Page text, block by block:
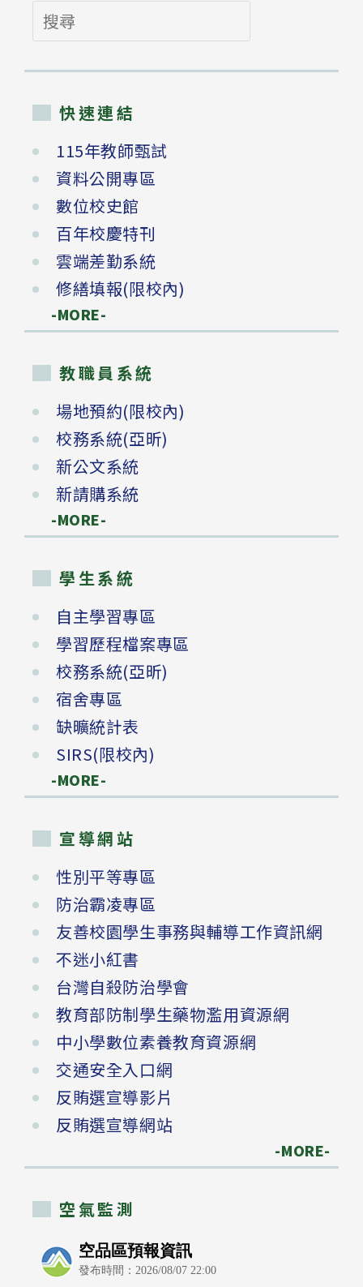
搜
尋
快速連結
115年教師甄試
資料公開專區
數位校史館
百年校慶特刊
雲端差勤系統
修繕填報(限校內)
-MORE-
教職員系統
場地預約(限校內)
校務系統(亞昕)
新公文系統
新請購系統
-MORE-
學生系統
自主學習專區
學習歷程檔案專區
校務系統(亞昕)
宿舍專區
缺曠統計表
SIRS(限校內)
-MORE-
宣導網站
性別平等專區
防治霸凌專區
友善校園學生事務與輔導工作資訊網
不迷小紅書
台灣自殺防治學會
教育部防制學生藥物濫用資源網
中小學數位素養教育資源網
交通安全入口網
反賄選宣導影片
反賄選宣導網站
-MORE-
空氣監測